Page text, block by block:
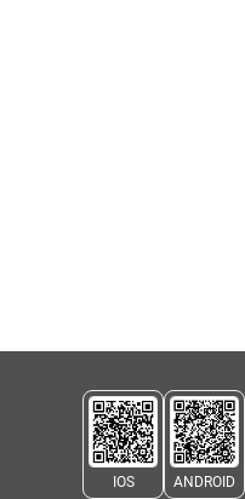
IOS ANDROID